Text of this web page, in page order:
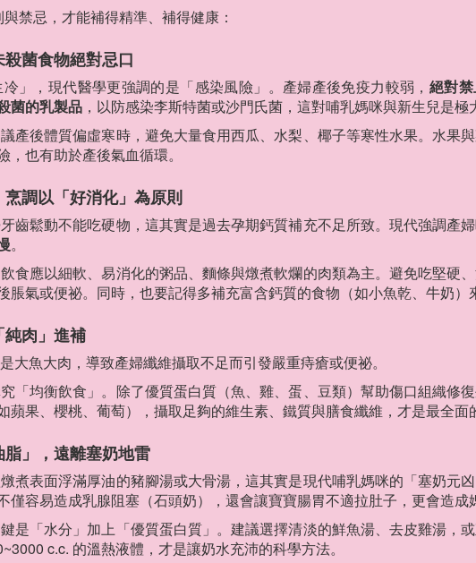
禁忌，才能補得精準、補得健康：
菌食物絕對忌口
」，現代醫學更強調的是「感染風險」。產婦產後免疫力較弱， 絕對
菌的乳製品 ，以防感染李斯特菌或沙門氏菌，這對哺乳媽咪與新生兒是極
產後體質偏虛寒時，避免大量食用西瓜、水梨、椰子等寒性水果。水果
也有助於產後氣血循環。
調以「好消化」為原則
齒鬆動不能吃硬物，這其實是過去孕期鈣質補充不足所致。現代強調產
。
食應以細軟、易消化的粥品、麵條與燉煮軟爛的肉類為主。避免吃堅硬
脹氣或便祕。同時，也要記得多補充富含鈣質的食物（如小魚乾、牛奶）
肉」進補
大魚大肉，導致產婦纖維攝取不足而引發嚴重痔瘡或便祕。
「均衡飲食」。除了優質蛋白質（魚、雞、蛋、豆類）幫助傷口組織修
蘋果、櫻桃、葡萄），攝取足夠的維生素、鐵質與膳食纖維，才是最全面
」，遠離塞奶地雷
煮表面浮滿厚油的豬腳湯或大骨湯，這其實是現代哺乳媽咪的「塞奶元
僅容易造成乳腺阻塞（石頭奶），還會讓寶寶腸胃不適拉肚子，更會造成
是「水分」加上「優質蛋白質」。建議選擇清淡的鮮魚湯、去皮雞湯，
c.c. 的溫熱液體，才是讓奶水充沛的科學方法。